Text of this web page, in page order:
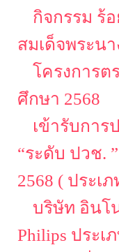
กิจกรรม ร้
สมเด็จพระน
โครงการต
ศึกษา 2568
เข้ารับการ
“ระดับ ปวช.
2568 ( ประเ
บริษัท อินโ
Philips ประเ